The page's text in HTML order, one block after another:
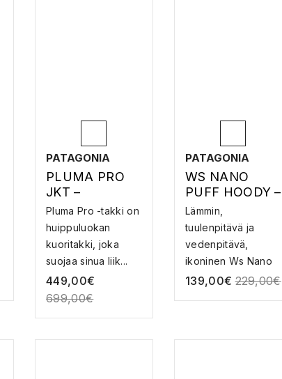
PATAGONIA
PLUMA PRO
JKT –
KUORITAKKI
Pluma Pro -takki on
huippuluokan
kuoritakki, joka
suojaa sinua liik...
449,00€
699,00€
PATAGONIA
WS NANO
PUFF HOODY –
KUITUTAKKI
Lämmin,
tuulenpitävä ja
vedenpitävä,
ikoninen Ws Nano
Puff® Hoody t...
139,00€ 229,00€